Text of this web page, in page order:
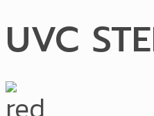
UVC